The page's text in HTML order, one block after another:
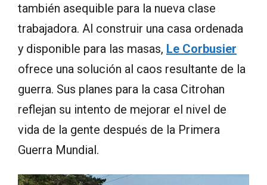
también asequible para la nueva clase
trabajadora. Al construir una casa ordenada
y disponible para las masas, Le Corbusier
ofrece una solución al caos resultante de la
guerra. Sus planes para la casa Citrohan
reflejan su intento de mejorar el nivel de
vida de la gente después de la Primera
Guerra Mundial.